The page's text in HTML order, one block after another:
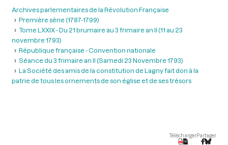
Archives parlementaires de la Révolution Française
Première série (1787-1799)
Tome LXXIX - Du 21 brumaire au 3 frimaire an II (11 au 23
novembre 1793)
République française - Convention nationale
Séance du 3 frimaire an II (Samedi 23 Novembre 1793)
La Société des amis de la constitution de Lagny fait don à la
patrie de tous les ornements de son église et de ses trésors
TéléchargerPartager